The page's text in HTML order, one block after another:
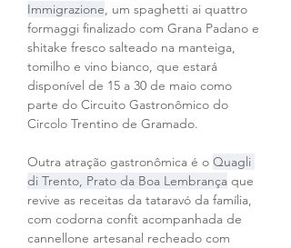
Immigrazione, um spaghetti ai quattro
formaggi finalizado com Grana Padano e
shitake fresco salteado na manteiga,
tomilho e vino bianco, que estará
disponível de 15 a 30 de maio como
parte do Circuito Gastronômico do
Circolo Trentino de Gramado.
Outra atração gastronômica é o Quagli
di Trento, Prato da Boa Lembrança que
revive as receitas da tataravó da família,
com codorna confit acompanhada de
cannellone artesanal recheado com